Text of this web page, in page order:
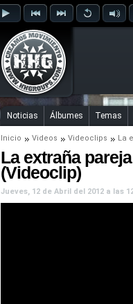
Noticias Álbumes Temas
Inicio Videos Videoclips La
La extraña
(Videoclip)
Jueves, 12 de Abril del 2012 a las